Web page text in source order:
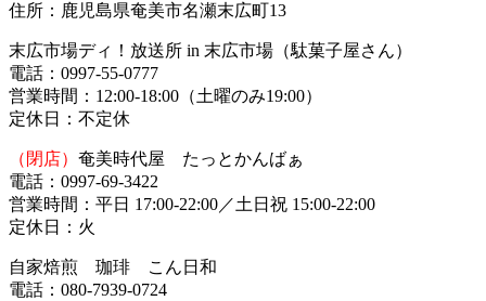
住所：鹿児島県奄美市名瀬末広町13
末広市場ディ！放送所 in 末広市場（駄菓子屋さん）
電話：0997-55-0777
営業時間：12:00-18:00（土曜のみ19:00）
定休日：不定休
（閉店） 奄美時代屋 たっとかんばぁ
電話：0997-69-3422
営業時間：平日 17:00-22:00／土日祝 15:00-22:00
定休日：火
自家焙煎 珈琲 こん日和
電話：080-7939-0724